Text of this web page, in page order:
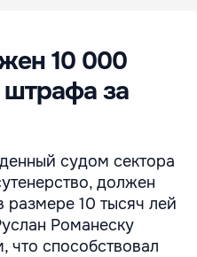
10 000
штрафа за
судом сектора
должен
размере 10 тысяч лей
Романеску
что способствовал